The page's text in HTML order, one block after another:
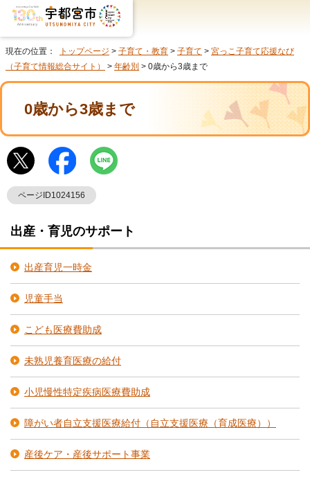
現在の位置： トップページ > 子育て・教育 > 子育て > 宮っこ子育て応援なび
（子育て情報総合サイト）
> 年齢別 > 0歳から3歳まで
0歳から3歳まで
ページID1024156
出産・育児のサポート
出産育児一時金
児童手当
こども医療費助成
未熟児養育医療の給付
小児慢性特定疾病医療費助成
障がい者自立支援医療給付（自立支援医療（育成医療））
産後ケア・産後サポート事業